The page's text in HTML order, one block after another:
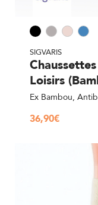
SIGVARIS
Loisirs
Ex Bambou,
36,90€